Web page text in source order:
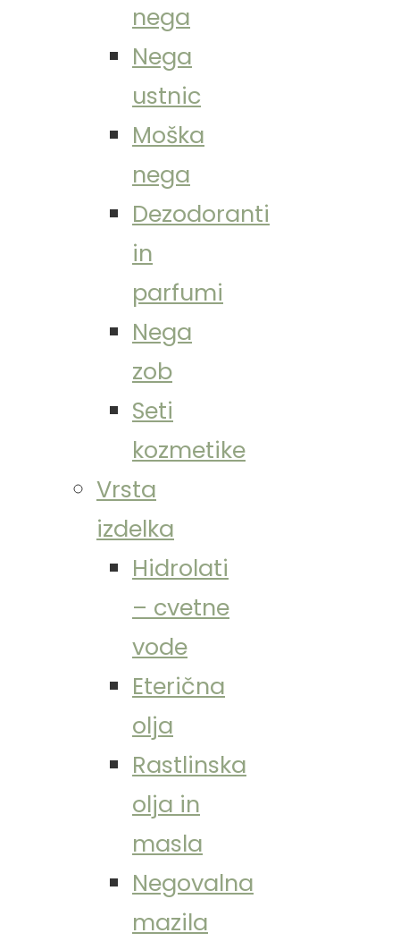
nega
Nega
ustnic
Moška
nega
Dezodoranti
in
parfumi
Nega
zob
Seti
kozmetike
Vrsta
izdelka
Hidrolati
– cvetne
vode
Eterična
olja
Rastlinska
olja in
masla
Negovalna
mazila